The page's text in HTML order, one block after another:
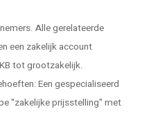
Alle gerelateerde
een zakelijk account
tot grootzakelijk.
Een gespecialiseerd
"zakelijke prijsstelling" met